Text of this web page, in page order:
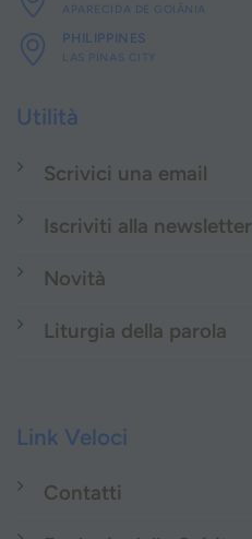
APARECIDA DE GOIÂNIA
PHILIPPINES
LAS PINAS CITY
Utilità
Scrivici una email
Iscriviti alla newsletter
Novità
Liturgia della parola
Link Veloci
Contatti